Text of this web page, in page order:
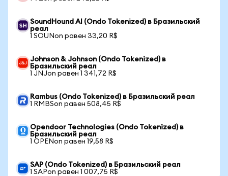
SoundHound AI (Ondo Tokenized) в Бразильский
реал
1 SOUNon равен 33,20 R$
Johnson & Johnson (Ondo Tokenized) в
Бразильский реал
1 JNJon равен 1 341,72 R$
Rambus (Ondo Tokenized) в Бразильский реал
1 RMBSon равен 508,45 R$
Opendoor Technologies (Ondo Tokenized) в
Бразильский реал
1 OPENon равен 19,58 R$
SAP (Ondo Tokenized) в Бразильский реал
1 SAPon равен 1 007,75 R$